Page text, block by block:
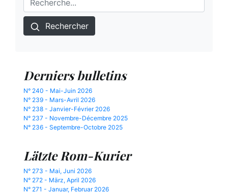
Rechercher
Derniers bulletins
N° 240 - Mai-Juin 2026
N° 239 - Mars-Avril 2026
N° 238 - Janvier-Février 2026
N° 237 - Novembre-Décembre 2025
N° 236 - Septembre-Octobre 2025
Lätzte Rom-Kurier
N° 273 - Mai, Juni 2026
N° 272 - März, April 2026
N° 271 - Januar, Februar 2026